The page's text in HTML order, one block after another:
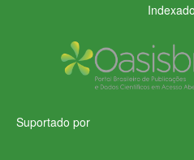
Suportado por